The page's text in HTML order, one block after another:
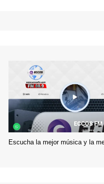
Escucha la mejor música y la